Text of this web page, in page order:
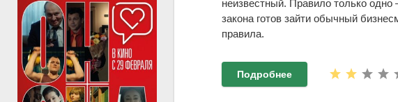
неизвестный. Правило только одно
закона готов зайти обычный
правила.
Подробнее